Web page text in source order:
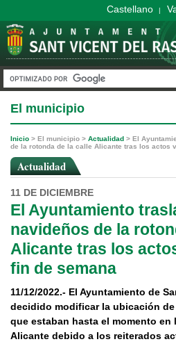
Castellano |
El municipio
Inicio > El municipio > Actualidad > El
de la rotonda de la calle Alicante tras los actos
Actualidad
11 DE DICIEMBRE
El Ayuntamiento
navideños de la
Alicante tras los
fin de semana
11/12/2022.- El Ayuntamiento de
decidido modificar la ubicación
que estaban hasta el momento en
Alicante debido a los reiterados